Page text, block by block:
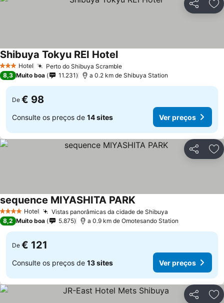
Partilhar
3 EstrelasHotel Perto do Shibuya ScrambleVer preços
Shibuya Tokyu REI HotelVer preços
8,3 Muito boa 11.231 a 0.2 km de Shibuya Station
De € 98
Consulte os preços de 14 sites Ver preços
Partilhar
4 EstrelasHotel Vistas panorâmicas da cidade de Shibuya
sequence MIYASHITA PARKVer preços
8,2 Muito boa 5.875 a 0.9 km de Omotesando Station
De € 121
Consulte os preços de 13 sites Ver preços
Partilhar